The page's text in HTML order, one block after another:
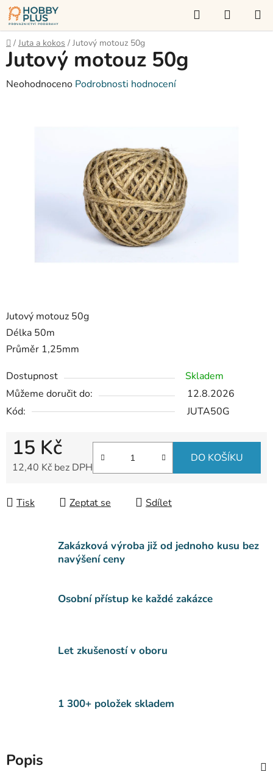
Přejít
na
obsah
Hledat
KOŠÍK
Domů
/ Juta a kokos / Jutový motouz 50g
Jutový motouz 50g
Délka 50m
Průměr 1,25mm
Dostupnost
Skladem
Můžeme doručit do:
12.8.2026
Kód:
JUTA50G
15 Kč
12,40 Kč bez DPH
DO KOŠÍKU
Tisk Zeptat se Sdílet
Jutový motouz 50g
Průměrné
Neohodnoceno Podrobnosti hodnocení
Zakázková výroba již od jednoho kusu bez
navýšení ceny
Osobní přístup ke každé zakázce
Let zkušeností v oboru
1 300+ položek skladem
Popis